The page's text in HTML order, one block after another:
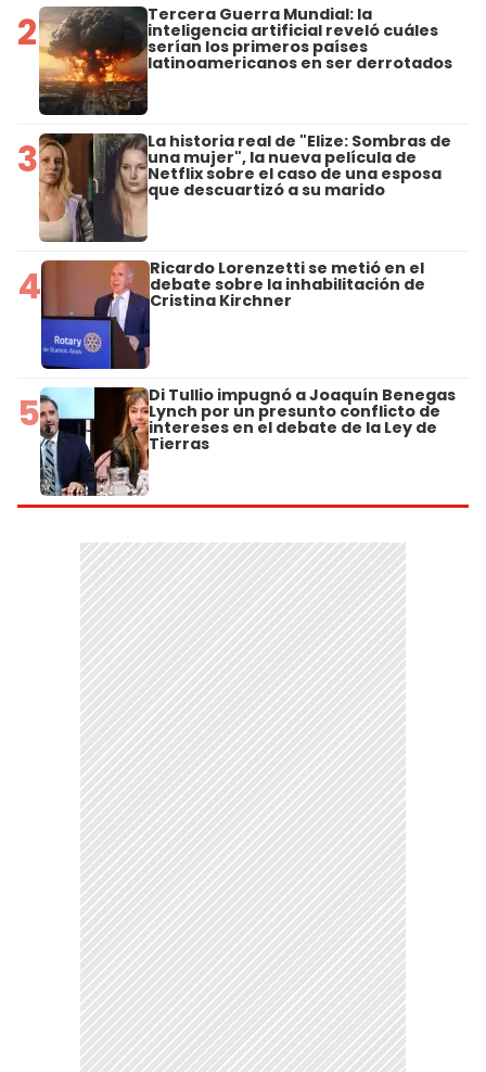
2 Tercera Guerra Mundial: la
inteligencia artificial reveló cuáles
serían los primeros países
latinoamericanos en ser derrotados
3 La historia real de "Elize: Sombras de
una mujer", la nueva película de
Netflix sobre el caso de una esposa
que descuartizó a su marido
4 Ricardo Lorenzetti se metió en el
debate sobre la inhabilitación de
Cristina Kirchner
5 Di Tullio impugnó a Joaquín Benegas
Lynch por un presunto conflicto de
intereses en el debate de la Ley de
Tierras